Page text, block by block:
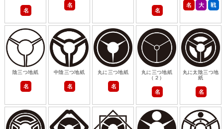
名
名
名
名 大 戦
陰三つ地紙
名
中陰三つ地紙
名
丸に三つ地紙
名
丸に三つ地紙
（２）
名
丸に太陰三つ地
紙
名